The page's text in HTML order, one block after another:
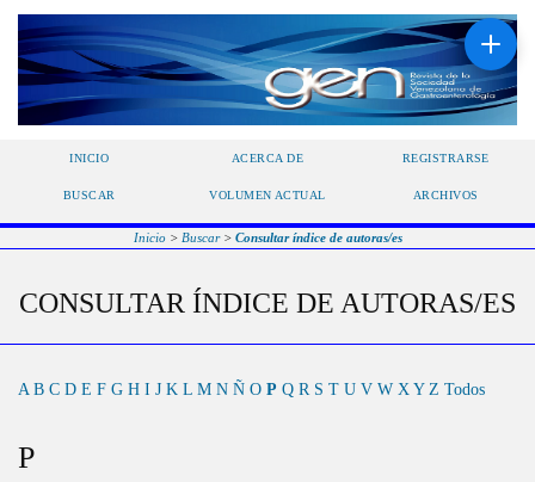
INICIO ACERCA DE REGISTRARSE
BUSCAR VOLUMEN ACTUAL ARCHIVOS
Inicio> Buscar> Consultar índice de autoras/es
CONSULTAR ÍNDICE DE AUTORAS/ES
A B C D E F G H I J K L M N Ñ O P Q R S T U V W XY Z Todos
P